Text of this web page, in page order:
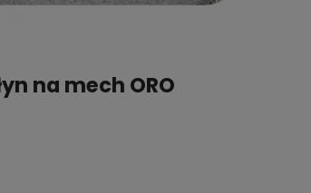
na mech ORO